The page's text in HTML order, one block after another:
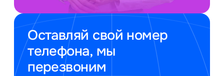
Оставляй свой номер
телефона, мы
перезвоним